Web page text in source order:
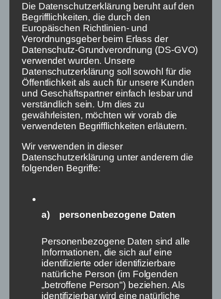
Denkbar wäre, dass per Rundfunkbeitrag finanzierte
Informationsinhalte allen Anbietern zur Verlinkung
zur Verfügung stehen. Dann müssten Netflix, Spotify
& Co. – auch, wenn sie es angesichts ihres
kommerziellen Erfolges ohne Zweifel könnten –
nicht in die teure Produktion von Nachrichten und
Information einsteigen. Aber das sind Details.
Wichtig ist das verpflichtende, regelmäßige
Angebot: „Hier sind Deine Informationen.“ Oder:
„Jetzt kommen die Nachrichten!“ Im übertragen
Sinne müssen also auch in der nichtlinearen Welt die
Bärenfelle von „Dinner for One“ ausgerollt werden,
samt ihrer Köpfe: damit wir Nutzer*innen in der Rolle
des Butlers immer wieder im besten Sinne über
journalistischen Nachrichten und Informationen
stolpern.
dass Nachrichten weiter ihre Nutzer*innen finden. In
dieser Richtung. Und nicht Nutzer*innen ihre
Die Zeit drängt. Denn schon heute lassen wir
weltweit soziale Netzwerke wie Facebook und
Twitter agieren, die ausschließlich kommerziellen
Entscheidungen folgen. Wie sie Wahlen und andere
demokratische Prozesse beeinflussen, ist
Die Datenschutzerklärung beruht auf den
Begrifflichkeiten, die durch den
Europäischen Richtlinien- und
Verordnungsgeber beim Erlass der
Datenschutz-Grundverordnung (DS-GVO)
verwendet wurden. Unsere
Datenschutzerklärung soll sowohl für die
Öffentlichkeit als auch für unsere Kunden
und Geschäftspartner einfach lesbar und
verständlich sein. Um dies zu
gewährleisten, möchten wir vorab die
verwendeten Begrifflichkeiten erläutern.
Wir verwenden in dieser
Datenschutzerklärung unter anderem die
folgenden Begriffe:
a) personenbezogene Daten
Personenbezogene Daten sind alle
Informationen, die sich auf eine
identifizierte oder identifizierbare
natürliche Person (im Folgenden
„betroffene Person") beziehen. Als
identifizierbar wird eine natürliche